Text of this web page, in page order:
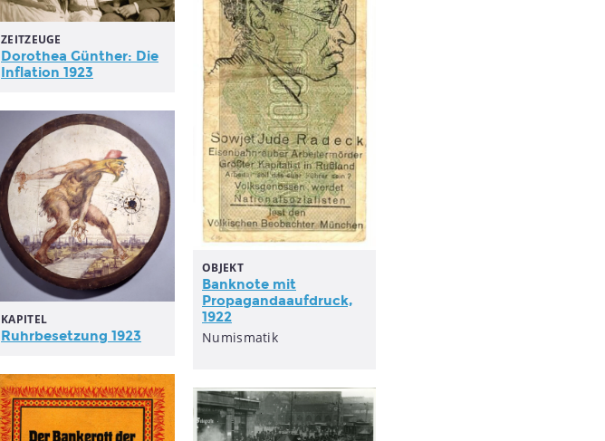
ZEITZEUGE
Dorothea Günther: Die
Inflation 1923
OBJEKT
Banknote mit
Propagandaaufdruck,
1922
Numismatik
KAPITEL
Ruhrbesetzung 1923